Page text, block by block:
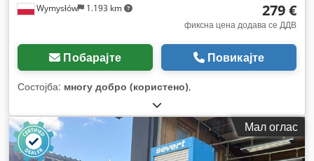
Wymysłów 1.193 km 279 €
фиксна цена додава се ДДВ
Побарајте Повикајте
Состојба: многу добро (користено),
Мал оглас